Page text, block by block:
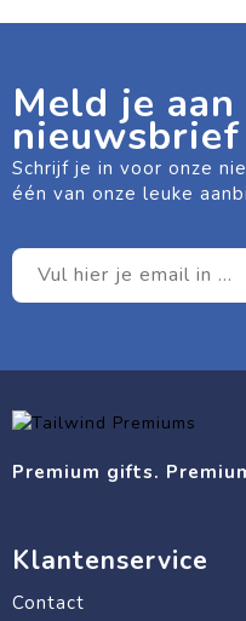
Meld je
nieuwsbrief
Schrijf je in voor onze
één van onze leuke
Premium gifts.
Klantenservice
Contact